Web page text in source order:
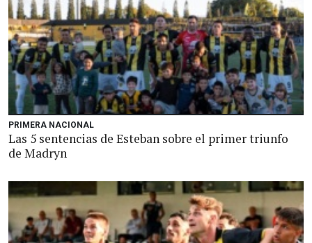
PRIMERA NACIONAL
Las 5 sentencias de Esteban sobre el primer triunfo
de Madryn